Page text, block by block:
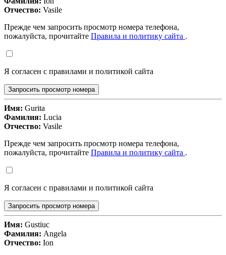
Отчество: Vasile
Прежде чем запросить просмотр номера телефона,
пожалуйста, прочитайте Правила и политику сайта .
Я согласен с правилами и политикой сайта
Запросить просмотр номера
Имя: Gurita
Фамилия: Lucia
Отчество: Vasile
Прежде чем запросить просмотр номера телефона,
пожалуйста, прочитайте Правила и политику сайта .
Я согласен с правилами и политикой сайта
Запросить просмотр номера
Имя: Gustiuc
Фамилия: Angela
Отчество: Ion